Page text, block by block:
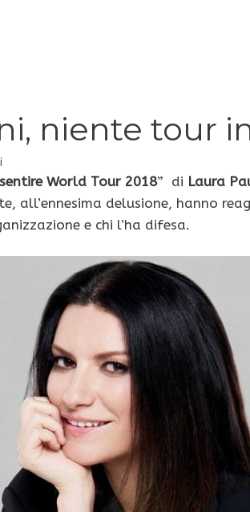
niente tour
World Tour 2018” di Laura
all’ennesima delusione, hanno
e chi l’ha difesa.